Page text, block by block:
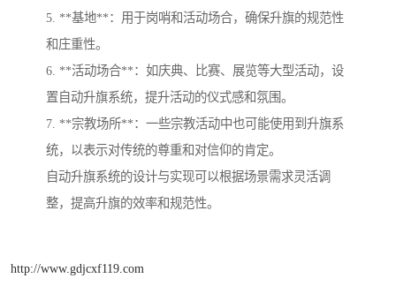
5. **基地**：用于岗哨和活动场合，确保升旗的规范性
和庄重性。
6. **活动场合**：如庆典、比赛、展览等大型活动，设
置自动升旗系统，提升活动的仪式感和氛围。
7. **宗教场所**：一些宗教活动中也可能使用到升旗系
统，以表示对传统的尊重和对信仰的肯定。
自动升旗系统的设计与实现可以根据场景需求灵活调
整，提高升旗的效率和规范性。
http://www.gdjcxf119.com